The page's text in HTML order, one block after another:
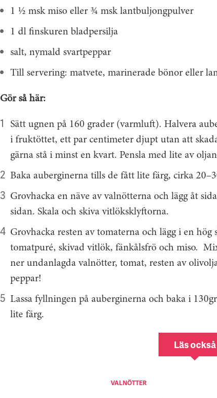
1 ½ msk miso eller ¾ msk lantbuljongpulver
1 dl finskuren bladpersilja
salt, nymald svartpeppar
Till servering: matvete, marinerade bönor eller
Gör så här:
Sätt ugnen på 160 grader (varmluft). Halvera
i frukt­öttet, ett par centimeter djupt utan att
gärna stå i minst en kvart. Pensla med lite av
Baka auberginerna tills de fått lite färg, cirka
Grovhacka en näve av valnötterna och lägg åt
sidan. Skala och skiva vitlöksklyftorna.
Grovhacka resten av tomaterna och lägg i en
tomatpuré, skivad vitlök, fänkålsfrö och miso.
ner undanlagda valnötter, tomat, resten av
peppar!
Lassa fyllningen på auberginerna och baka i
lite färg.
Läs också
VALNÖTTER